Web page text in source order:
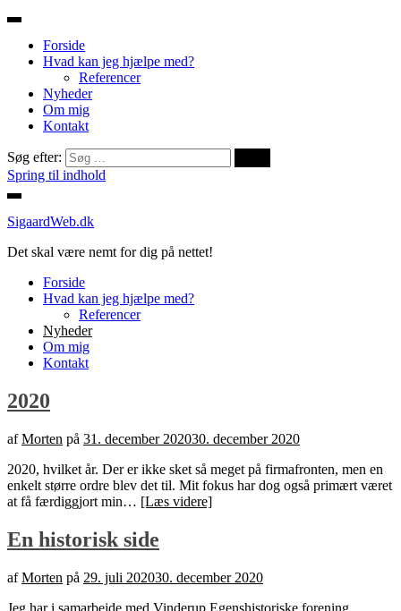
Forside
Hvad kan jeg hjælpe med?
Referencer
Nyheder
Om mig
Kontakt
Søg efter:
Spring til indhold
SigaardWeb.dk
Det skal være nemt for dig på nettet!
Forside
Hvad kan jeg hjælpe med?
Referencer
Nyheder
Om mig
Kontakt
2020
afMorten på 31. december 202030. december 2020
2020, hvilket år. Der er ikke sket så meget på firmafronten, men en
enkelt større ordre blev det til. Mit fokus har dog også primært været
at få færdiggjort min… [Læs videre]
En historisk side
afMorten på 29. juli 202030. december 2020
Jeg har i samarbejde med Vinderup Egenshistoriske forening